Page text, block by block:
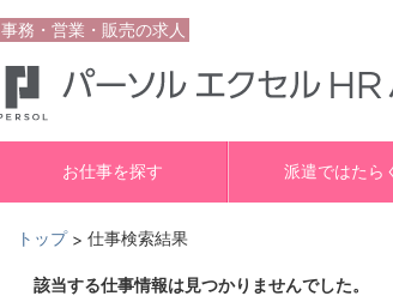
事務・営業・販売の求人
お仕事を探す 派遣ではたら
トップ > 仕事検索結果
該当する仕事情報は見つかりませんでした。